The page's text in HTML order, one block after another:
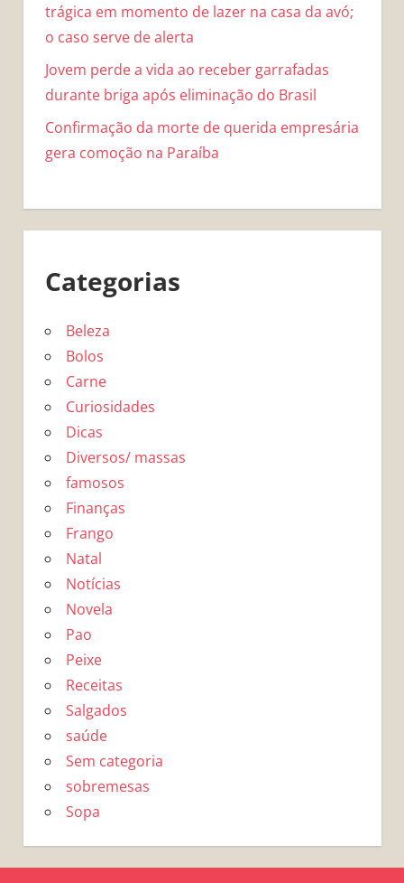
trágica em momento de lazer na casa da avó;
o caso serve de alerta
Jovem perde a vida ao receber garrafadas
durante briga após eliminação do Brasil
Confirmação da morte de querida empresária
gera comoção na Paraíba
Categorias
Beleza
Bolos
Carne
Curiosidades
Dicas
Diversos/ massas
famosos
Finanças
Frango
Natal
Notícias
Novela
Pao
Peixe
Receitas
Salgados
saúde
Sem categoria
sobremesas
Sopa